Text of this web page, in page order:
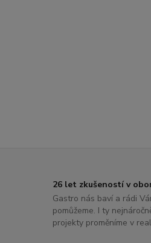
26 let zkušeností v
Gastro nás baví a rádi
pomůžeme. I ty
projekty proměníme v